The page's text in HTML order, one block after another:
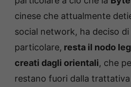
cinese che attualmente
social network, ha deciso di
particolare, resta il nodo
creati dagli orientali, che
restano fuori dalla